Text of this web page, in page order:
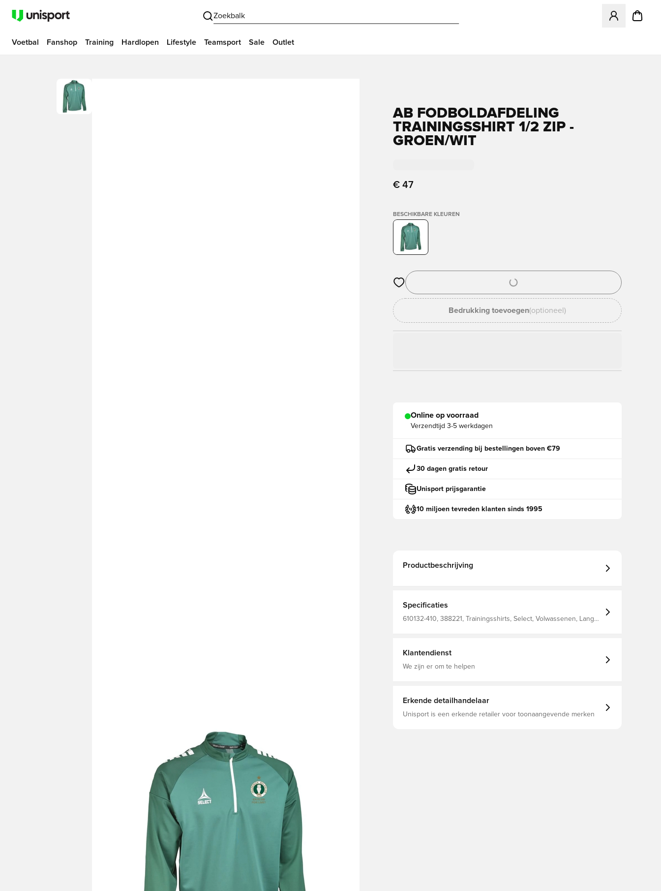
Zoekbalk
Opent een
Voetbal Fanshop Training Hardlopen Lifestyle Teamsport Sale Outlet
AB FODBOLDAFDELING
TRAININGSSHIRT 1/2 ZIP -
GROEN/WIT
€ 47
BESCHIKBARE KLEUREN
Opent een venster om in te loggen of je aan te melden als lid
Bedrukking toevoegen(optioneel)
Online op voorraad
Verzendtijd 3-5 werkdagen
Gratis verzending bij bestellingen boven €79
30 dagen gratis retour
Unisport prijsgarantie
10 miljoen tevreden klanten sinds 1995
Productbeschrijving
Specificaties
610132-410, 388221, Trainingsshirts, Select, Volwassenen, Lange
Klantendienst
We zijn er om te helpen
Erkende detailhandelaar
Unisport is een erkende retailer voor toonaangevende merken